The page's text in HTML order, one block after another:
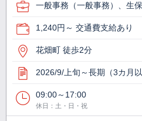
一般事務（一般事務）、生
1,240円～ 交通費支給あり
花畑町 徒歩2分
2026/9/上旬～長期（3カ月以
09:00～17:00
休日：土・日・祝